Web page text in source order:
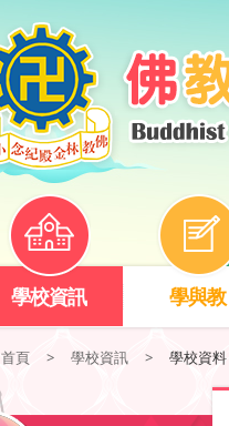
學校資訊 學與教
首頁 > 學校資訊 > 學校資料